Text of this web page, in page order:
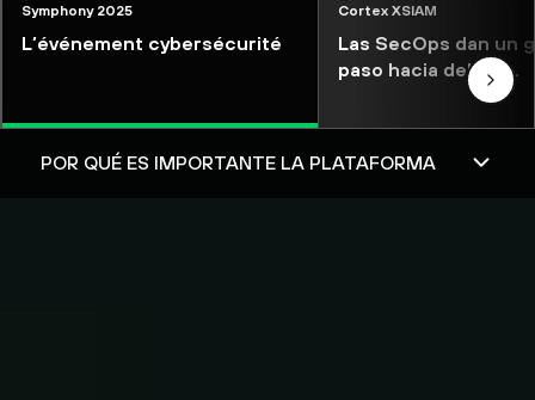
Symphony 2025
L’événement cybersécurité
Cortex XSIAM
Las SecOps dan un
paso hacia delante.